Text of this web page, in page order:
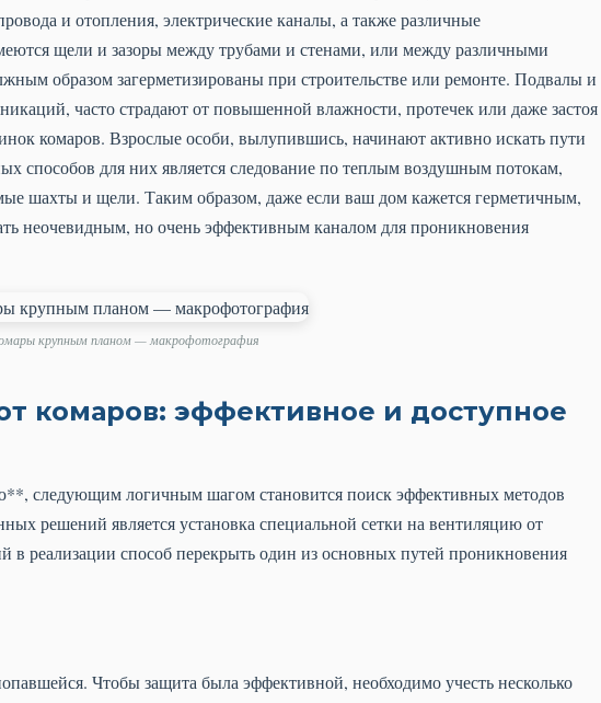
и отопления, электрические каналы, а также различные
щели и зазоры между трубами и стенами, или между различными
образом загерметизированы при строительстве или ремонте. Подвалы и
часто страдают от повышенной влажности, протечек или даже застоя
комаров. Взрослые особи, вылупившись, начинают активно искать пути
способов для них является следование по теплым воздушным потокам,
шахты и щели. Таким образом, даже если ваш дом кажется герметичным,
неочевидным, но очень эффективным каналом для проникновения
крупным планом — макрофотография
комаров: эффективное и доступное
следующим логичным шагом становится поиск эффективных методов
решений является установка специальной сетки на вентиляцию от
в реализации способ перекрыть один из основных путей проникновения
Чтобы защита была эффективной, необходимо учесть несколько